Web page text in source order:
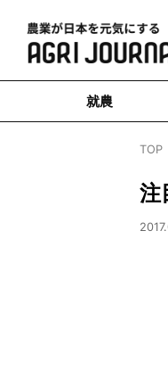
就農
TOP
注